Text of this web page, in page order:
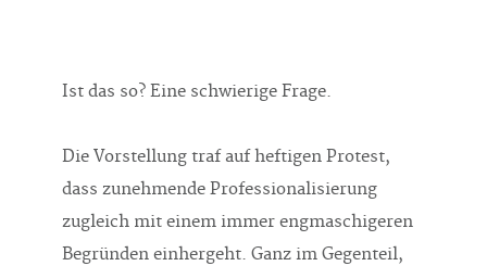
Ist das so? Eine schwierige Frage.
Die Vorstellung traf auf heftigen Protest,
dass zunehmende Professionalisierung
zugleich mit einem immer engmaschigeren
Begründen einhergeht. Ganz im Gegenteil,